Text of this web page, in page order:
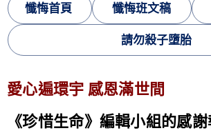
懺悔首頁 懺悔班文稿
請勿殺子墮胎
愛心遍環宇 感恩滿世間
《珍惜生命》編輯小組的感